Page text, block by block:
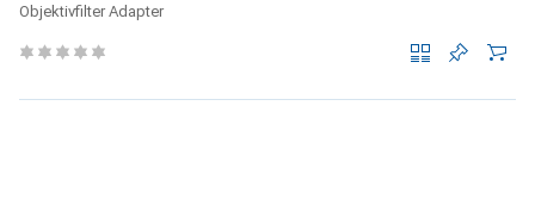
Objektivfilter Adapter